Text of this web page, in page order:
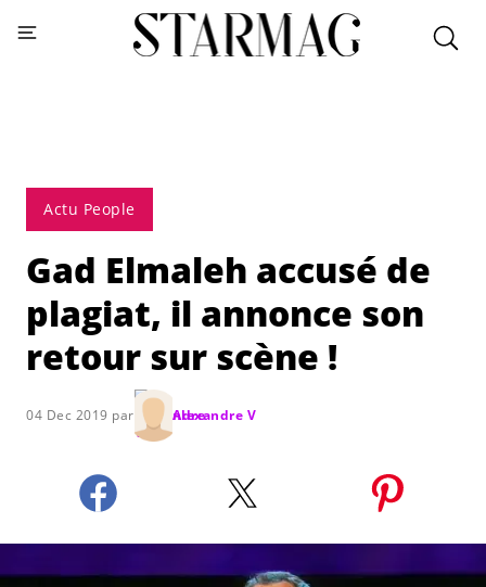
Actu People
Gad Elmaleh accusé de
plagiat, il annonce son
retour sur scène !
04 Dec 2019 par Alexandre V